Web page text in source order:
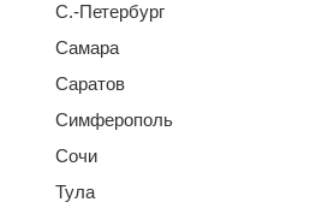
С.-Петербург
Самара
Саратов
Симферополь
Сочи
Тула